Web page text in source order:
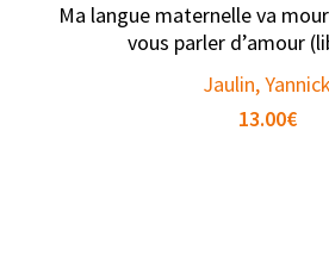
Ma langue maternelle va
vous parler d’amour
Jaulin,
13.00€